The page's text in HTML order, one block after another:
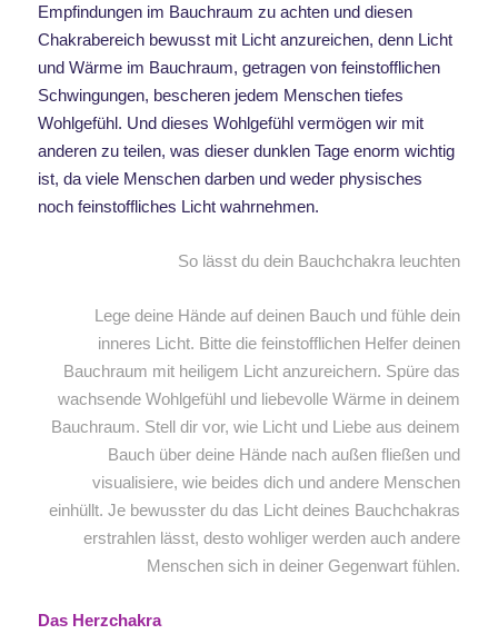
Empfindungen im Bauchraum zu achten und diesen
Chakrabereich bewusst mit Licht anzureichen, denn Licht
und Wärme im Bauchraum, getragen von feinstofflichen
Schwingungen, bescheren jedem Menschen tiefes
Wohlgefühl. Und dieses Wohlgefühl vermögen wir mit
anderen zu teilen, was dieser dunklen Tage enorm wichtig
ist, da viele Menschen darben und weder physisches
noch feinstoffliches Licht wahrnehmen.
So lässt du dein Bauchchakra leuchten
Lege deine Hände auf deinen Bauch und fühle dein
inneres Licht. Bitte die feinstofflichen Helfer deinen
Bauchraum mit heiligem Licht anzureichern. Spüre das
wachsende Wohlgefühl und liebevolle Wärme in deinem
Bauchraum. Stell dir vor, wie Licht und Liebe aus deinem
Bauch über deine Hände nach außen fließen und
visualisiere, wie beides dich und andere Menschen
einhüllt. Je bewusster du das Licht deines Bauchchakras
erstrahlen lässt, desto wohliger werden auch andere
Menschen sich in deiner Gegenwart fühlen.
Das Herzchakra